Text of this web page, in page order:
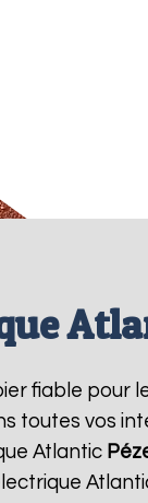
fiable pour
toutes vos
Atlantic